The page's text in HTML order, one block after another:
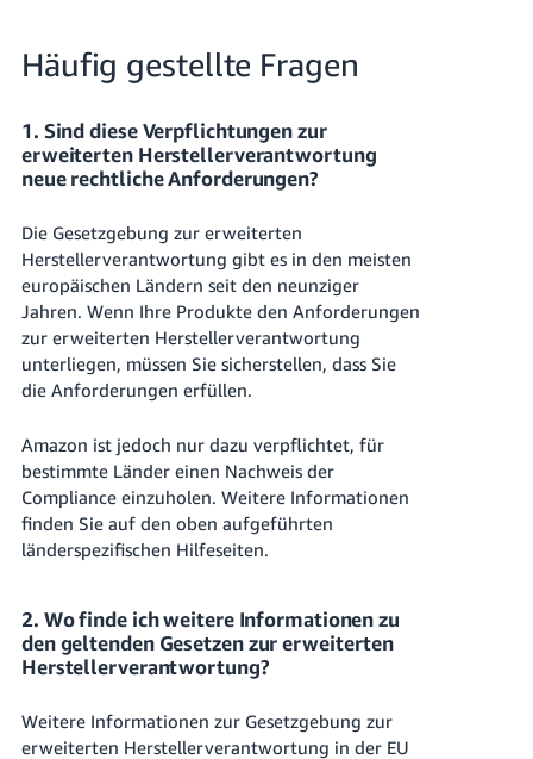
Häufig gestellte Fragen
1. Sind diese Verpflichtungen zur
erweiterten Herstellerverantwortung
neue rechtliche Anforderungen?
Die Gesetzgebung zur erweiterten
Herstellerverantwortung gibt es in den meisten
europäischen Ländern seit den neunziger
Jahren. Wenn Ihre Produkte den Anforderungen
zur erweiterten Herstellerverantwortung
unterliegen, müssen Sie sicherstellen, dass Sie
die Anforderungen erfüllen.
Amazon ist jedoch nur dazu verpflichtet, für
bestimmte Länder einen Nachweis der
Compliance einzuholen. Weitere Informationen
finden Sie auf den oben aufgeführten
länderspezifischen Hilfeseiten.
2. Wo finde ich weitere Informationen zu
den geltenden Gesetzen zur erweiterten
Herstellerverantwortung?
Weitere Informationen zur Gesetzgebung zur
erweiterten Herstellerverantwortung in der EU